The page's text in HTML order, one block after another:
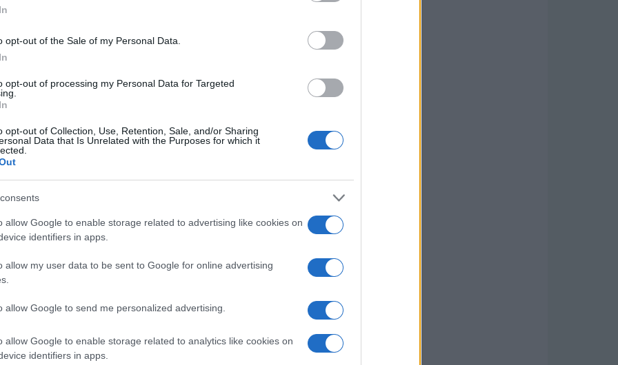
opt-out of the Sale of my Personal Data.
opt-out of processing my Personal Data for Targeted
opt-out of Collection, Use, Retention, Sale, and/or Sharing
Data that Is Unrelated with the Purposes for which it
allow Google to enable storage related to advertising like cookies on
identifiers in apps.
allow my user data to be sent to Google for online advertising
allow Google to send me personalized advertising.
allow Google to enable storage related to analytics like cookies on
identifiers in apps.
si prevede che entro il 2027, oltre il
obbligato a riportare le proprie performance
da un cambiamento nei valori dei
di sostenibilità nei modelli di business.
società
delle pratiche ESG comporta il rischio di
un approccio proattivo non solo
anche beneficiare di una
evidenziato da
energetico a quello della moda, le aziende
la loro sostenibilità a lungo termine.